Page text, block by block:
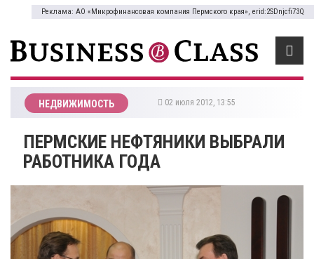
Реклама: АО «Микрофинансовая компания Пермского края», erid:2SDnjcfi73Q
НЕДВИЖИМОСТЬ 02 июля 2012, 13:55
ПЕРМСКИЕ НЕФТЯНИКИ ВЫБРАЛИ
РАБОТНИКА ГОДА